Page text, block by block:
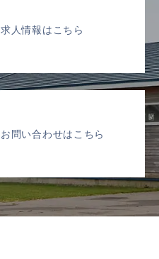
求人情報はこちら
お問い合わせはこちら